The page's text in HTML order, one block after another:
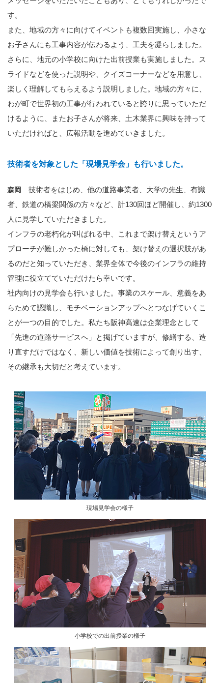
す。
また、地域の方々に向けてイベントも複数回実施し、小さな
お子さんにも工事内容が伝わるよう、工夫を凝らしました。
さらに、地元の小学校に向けた出前授業も実施しました。ス
ライドなどを使った説明や、クイズコーナーなどを用意し、
楽しく理解してもらえるよう説明しました。地域の方々に、
わが町で世界初の工事が行われていると誇りに思っていただ
けるように、またお子さんが将来、土木業界に興味を持って
いただければと、広報活動を進めていきました。
技術者を対象とした「現場見学会」も行いました。
森岡
技術者をはじめ、他の道路事業者、大学の先生、有識
者、鉄道の橋梁関係の方々など、計130回ほど開催し、約1300
人に見学していただきました。
インフラの老朽化が叫ばれる中、これまで架け替えというア
プローチが難しかった橋に対しても、架け替えの選択肢があ
るのだと知っていただき、業界全体で今後のインフラの維持
管理に役立てていただけたら幸いです。
社内向けの見学会も行いました。事業のスケール、意義をあ
らためて認識し、モチベーションアップへとつなげていくこ
とが一つの目的でした。私たち阪神高速は企業理念として
「先進の道路サービスへ」と掲げていますが、修繕する、造
り直すだけではなく、新しい価値を技術によって創り出す、
その継承も大切だと考えています。
現場見学会の様子
小学校での出前授業の様子